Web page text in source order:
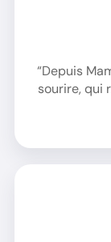
“Depuis
sourire, qui